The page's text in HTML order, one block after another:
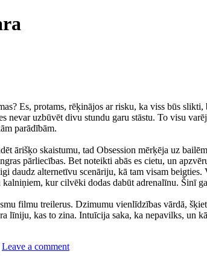
Es, protams, rēķinājos ar risku, ka viss būs
nevar uzbūvēt divu stundu garu stāstu. To visu
parādībām.
ārišķo skaistumu, tad Obsession mērķēja uz
pārliecības. Bet noteikti abās es cietu, un
daudz alternetīvu scenāriju, kā tam visam
kur cilvēki dodas dabūt adrenalīnu. Šinī
filmu treilerus. Dzimumu vienlīdzības vārdā,
līniju, kas to zina. Intuīcija saka, ka nepavilks, un
Leave a comment